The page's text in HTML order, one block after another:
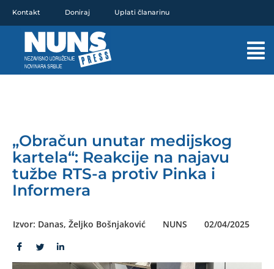
sadržaj
Kontakt Doniraj Uplati članarinu
„Obračun unutar medijskog
kartela“: Reakcije na najavu
tužbe RTS-a protiv Pinka i
Informera
Izvor: Danas, Željko Bošnjaković NUNS 02/04/2025